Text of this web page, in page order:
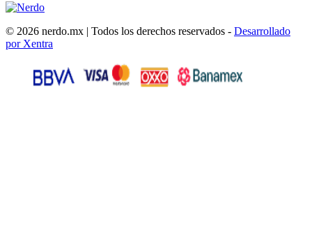
© 2026 nerdo.mx | Todos los derechos reservados - Desarrollado
por Xentra